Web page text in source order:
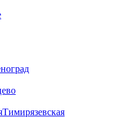
Тимирязевская